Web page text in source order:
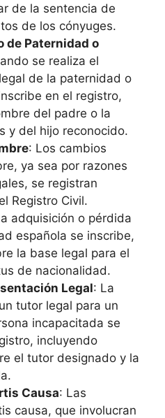
de la sentencia de
de los cónyuges.
de Paternidad o
se realiza el
de la paternidad o
en el registro,
del padre o la
y del hijo reconocido.
: Los cambios
ya sea por razones
se registran
Registro Civil.
adquisición o pérdida
española se inscribe,
la base legal para el
de nacionalidad.
Legal: La
tutor legal para un
incapacitada se
incluyendo
el tutor designado y la
Causa: Las
causa, que involucran